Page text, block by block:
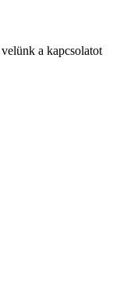
a kapcsolatot